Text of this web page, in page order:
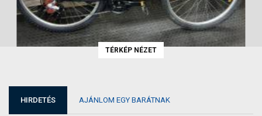
TÉRKÉP NÉZET
HIRDETÉS AJÁNLOM EGY BARÁTNAK